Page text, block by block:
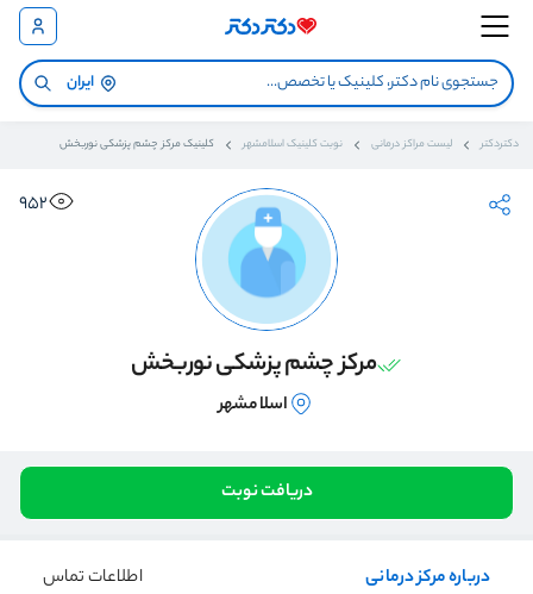
ایران
دکتردکتر لیست مراکز درمانی نوبت کلینیک اسلامشهر کلینیک مرکز چشم پزشکی نوربخش
952
مرکز چشم پزشکی نوربخش
اسلامشهر
دریافت نوبت
درباره مرکز درمانی اطلاعات تماس